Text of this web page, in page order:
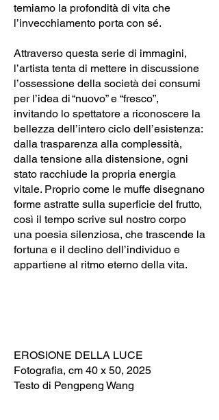
temiamo la profondità di vita che
l’invecchiamento porta con sé.
Attraverso questa serie di immagini,
l’artista tenta di mettere in discussione
l’ossessione della società dei consumi
per l’idea di “nuovo” e “fresco”,
invitando lo spettatore a riconoscere la
bellezza dell’intero ciclo dell’esistenza:
dalla trasparenza alla complessità,
dalla tensione alla distensione, ogni
stato racchiude la propria energia
vitale. Proprio come le muffe disegnano
forme astratte sulla superficie del frutto,
così il tempo scrive sul nostro corpo
una poesia silenziosa, che trascende la
fortuna e il declino dell’individuo e
appartiene al ritmo eterno della vita.
EROSIONE DELLA LUCE
Fotografia, cm 40 x 50, 2025
Testo di Pengpeng Wang